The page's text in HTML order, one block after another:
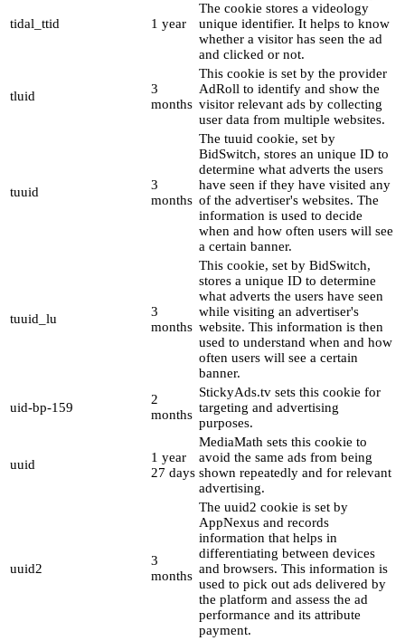
tidal_ttid 1 year
The cookie stores a videology
unique identifier. It helps to know
whether a visitor has seen the ad
and clicked or not.
tluid
3
months
This cookie is set by the provider
AdRoll to identify and show the
visitor relevant ads by collecting
user data from multiple websites.
tuuid
3
months
The tuuid cookie, set by
BidSwitch, stores an unique ID to
determine what adverts the users
have seen if they have visited any
of the advertiser's websites. The
information is used to decide
when and how often users will see
a certain banner.
tuuid_lu
3
months
This cookie, set by BidSwitch,
stores a unique ID to determine
what adverts the users have seen
while visiting an advertiser's
website. This information is then
used to understand when and how
often users will see a certain
banner.
uid-bp-159
2
months
StickyAds.tv sets this cookie for
targeting and advertising
purposes.
uuid
1 year
27 days
MediaMath sets this cookie to
avoid the same ads from being
shown repeatedly and for relevant
advertising.
uuid2
3
months
The uuid2 cookie is set by
AppNexus and records
information that helps in
differentiating between devices
and browsers. This information is
used to pick out ads delivered by
the platform and assess the ad
performance and its attribute
payment.